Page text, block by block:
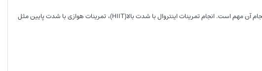
اما مهم نیست کدام فعالیت برای چربی سوزی را انتخاب می‌کنید، داشتن استراتژی در انجام آن مهم است. انجام تمرینات اینتروال با شدت بالا(HIIT)، تمرینات هوازی با شدت پایین مثل